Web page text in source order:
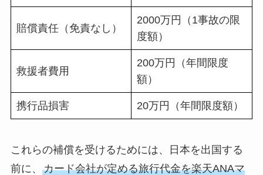
賠償責任（免責なし）
2000万円（1事故の限
度額）
救援者費用
200万円（年間限度
額）
携行品損害 20万円（年間限度額）
これらの補償を受けるためには、日本を出国する
前に、 カード会社が定める旅行代金を楽天ANAマ